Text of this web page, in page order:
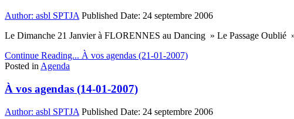
Author: asbl SPTJA Published Date: 24 septembre 2006
Le Dimanche 21 Janvier à FLORENNES au Dancing » Le Passage Oublié
Continue Reading... À vos agendas (21-01-2007)
Posted in Agenda
À vos agendas (14-01-2007)
Author: asbl SPTJA Published Date: 24 septembre 2006